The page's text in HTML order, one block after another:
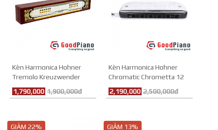
Kèn Harmonica Hohner
Tremolo Kreuzwender
Replacement Harp
1,790,000 1,900,000đ
Kèn Harmonica Hohner
Chromatic Chrometta 12
M25501
2,190,000 2,500,000đ
GIẢM 22% GIẢM 13%